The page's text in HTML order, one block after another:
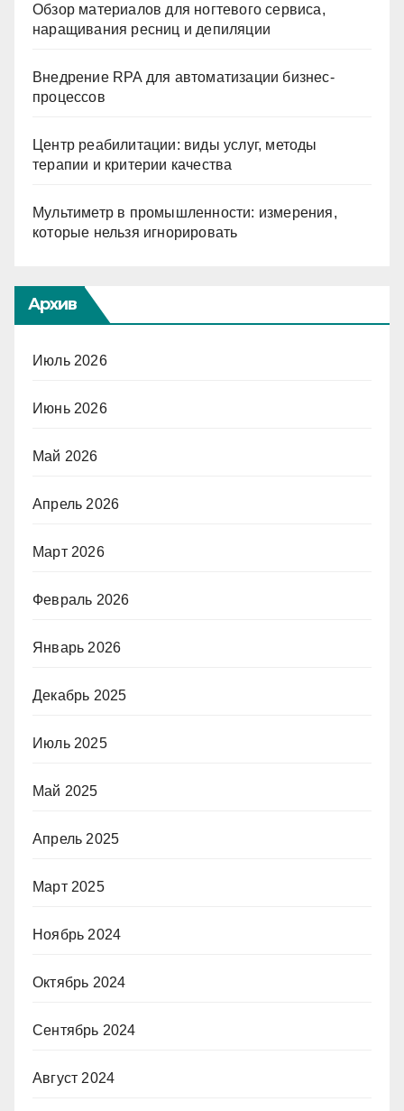
Обзор материалов для ногтевого сервиса,
наращивания ресниц и депиляции
Внедрение RPA для автоматизации бизнес-
процессов
Центр реабилитации: виды услуг, методы
терапии и критерии качества
Мультиметр в промышленности: измерения,
которые нельзя игнорировать
Архив
Июль 2026
Июнь 2026
Май 2026
Апрель 2026
Март 2026
Февраль 2026
Январь 2026
Декабрь 2025
Июль 2025
Май 2025
Апрель 2025
Март 2025
Ноябрь 2024
Октябрь 2024
Сентябрь 2024
Август 2024